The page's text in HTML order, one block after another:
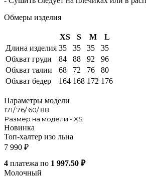
Обмеры изделия
XS S M
L
Длина изделия 35 35 35
35
Обхват груди
84 88 92
96
Обхват талии
68 72 76
80
Обхват бедер
164 168 172 176
Параметры модели
171/ 76/ 60/ 88
Размер на модели - XS
Новинка
Топ-халтер изо льна
7 990 ₽
4 платежа по 1 997.50 ₽
Молочный